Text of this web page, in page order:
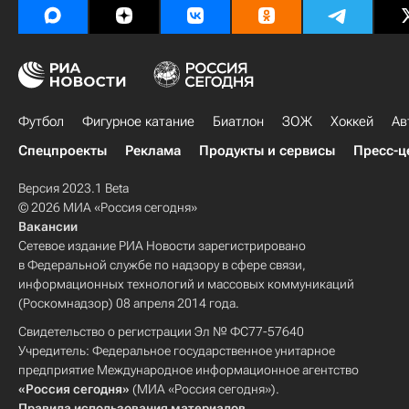
Футбол Фигурное катание Биатлон ЗОЖ Хоккей
Спецпроекты
Реклама Продукты и сервисы Пресс-
Версия 2023.1 Beta
© 2026 МИА «Россия сегодня»
Вакансии
Сетевое издание РИА Новости зарегистрировано
в Федеральной службе по надзору в сфере связи,
информационных технологий и массовых коммуникаций
(Роскомнадзор) 08 апреля 2014 года.
Свидетельство о регистрации Эл № ФС77-57640
Учредитель: Федеральное государственное унитарное
предприятие Международное информационное агентство
«Россия сегодня» (МИА «Россия сегодня»).